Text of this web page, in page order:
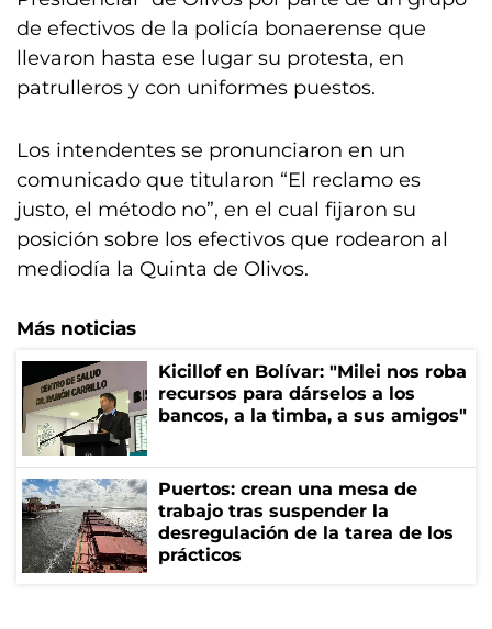
de efectivos de la policía bonaerense que
llevaron hasta ese lugar su protesta, en
patrulleros y con uniformes puestos.
Los intendentes se pronunciaron en un
comunicado que titularon “El reclamo es
justo, el método no”, en el cual fijaron su
posición sobre los efectivos que rodearon al
mediodía la Quinta de Olivos.
Más noticias
Kicillof en Bolívar: "Milei nos roba
recursos para dárselos a los
bancos, a la timba, a sus amigos"
Puertos: crean una mesa de
trabajo tras suspender la
desregulación de la tarea de los
prácticos